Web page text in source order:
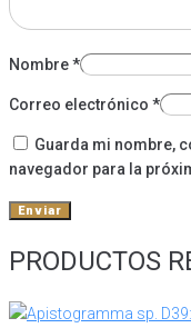
Nombre*
Correo electrónico *
Guarda mi nombre,
navegador para la
PRODUCTOS